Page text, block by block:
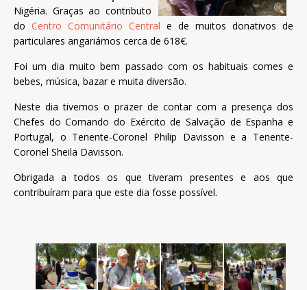
Nigéria. Graças ao contributo
do Centro Comunitário Central e de muitos donativos de
particulares angariámos cerca de 618€.
Foi um dia muito bem passado com os habituais comes e
bebes, música, bazar e muita diversão.
Neste dia tivemos o prazer de contar com a presença dos
Chefes do Comando do Exército de Salvação de Espanha e
Portugal, o Tenente-Coronel Philip Davisson e a Tenente-
Coronel Sheila Davisson.
Obrigada a todos os que tiveram presentes e aos que
contribuíram para que este dia fosse possível.